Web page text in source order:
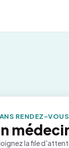
RENDEZ-VOUS
la file